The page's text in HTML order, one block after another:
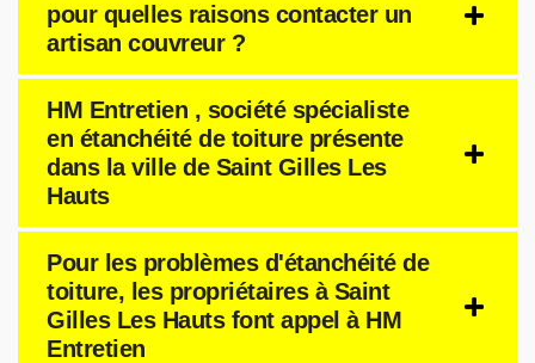
pour quelles raisons contacter un
artisan couvreur ?
HM Entretien , société spécialiste
en étanchéité de toiture présente
dans la ville de Saint Gilles Les
Hauts
Pour les problèmes d'étanchéité de
toiture, les propriétaires à Saint
Gilles Les Hauts font appel à HM
Entretien